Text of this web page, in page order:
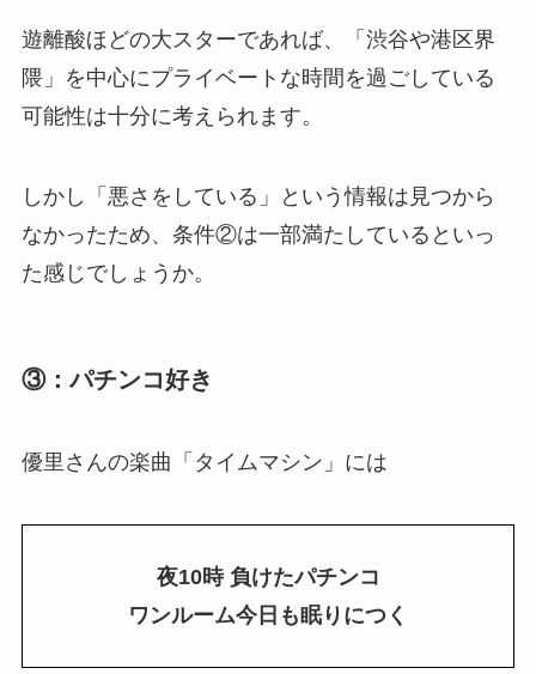
遊離酸ほどの大スターであれば、「渋谷や港区界
隈」を中心にプライベートな時間を過ごしている
可能性は十分に考えられます。
しかし「悪さをしている」という情報は見つから
なかったため、条件②は一部満たしているといっ
た感じでしょうか。
③：パチンコ好き
優里さんの楽曲「タイムマシン」には
夜10時 負けたパチンコ
ワンルーム今日も眠りにつく